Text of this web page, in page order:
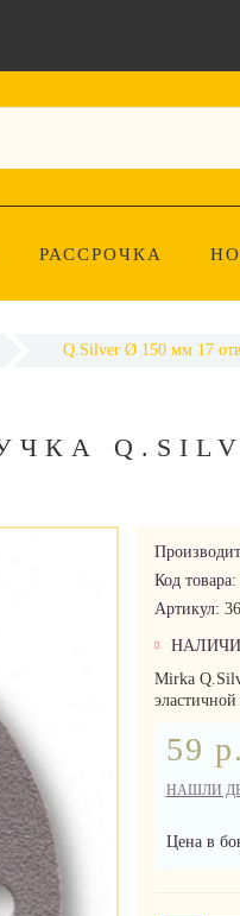
РАССРОЧКА
Q.Silver Ø 150 мм 17
Код товара:
Артикул:
Mirka
59 р.
НАШЛИ
Цена в